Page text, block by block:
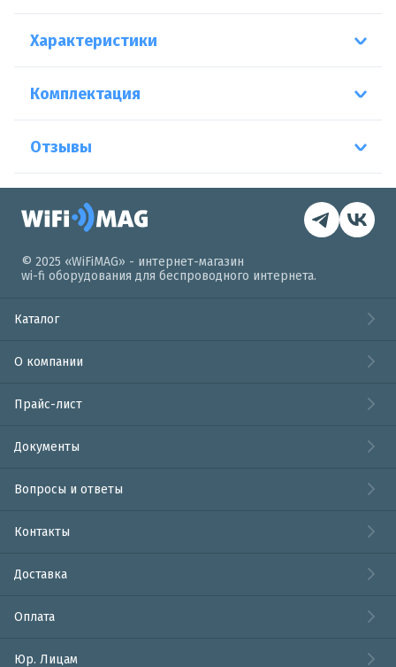
Характеристики
Комплектация
Отзывы
© 2025 «WiFiMAG» - интернет-магазин
wi-fi оборудования для беспроводного интернета.
Каталог
О компании
Прайс-лист
Документы
Вопросы и ответы
Контакты
Доставка
Оплата
Юр. Лицам